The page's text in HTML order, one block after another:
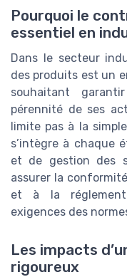
Pourquoi le
essentiel en
Dans le secteur
des produits est un
souhaitant
pérennité de ses
limite pas à la
s’intègre à chaque
et de gestion des
assurer la
et à la
exigences des
Les impacts
rigoureux